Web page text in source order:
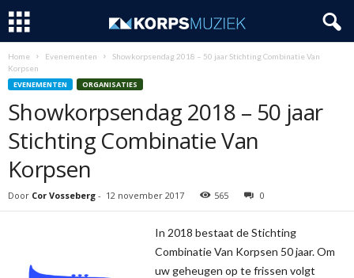
Home Evenementen
Showkorpsendag 2018 – 50 jaar Stichting Combinatie Van
Korpsen
EVENEMENTEN ORGANISATIES
Showkorpsendag 2018 – 50 jaar
Stichting Combinatie Van
Korpsen
Door Cor Vosseberg - 12 november 2017 565 0
In 2018 bestaat de Stichting
Combinatie Van Korpsen 50 jaar. Om
uw geheugen op te frissen volgt